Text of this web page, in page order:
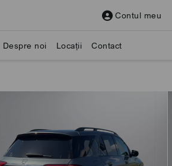
Contul meu
Despre noi Locații Contact